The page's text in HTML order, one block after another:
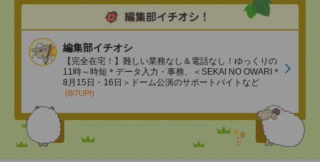
編集部イチオシ
【完全在宅！】難しい業務なし＆電話なし！ゆっくりの
11時～時短＊データ入力・事務、＜SEKAI NO OWARI＊
8月15日・16日＞ドーム公演のサポートバイトなど
(8/7UP!)